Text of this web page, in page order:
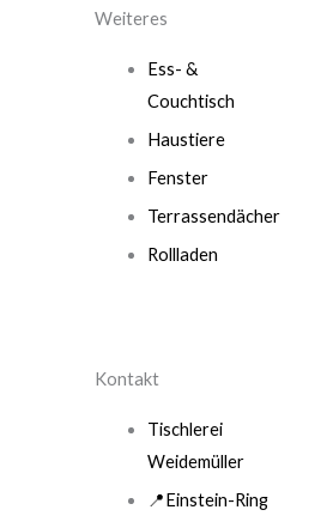
Weiteres
Ess- &
Couchtisch
Haustiere
Fenster
Terrassendächer
Rollladen
Kontakt
Tischlerei
Weidemüller
📍Einstein-Ring